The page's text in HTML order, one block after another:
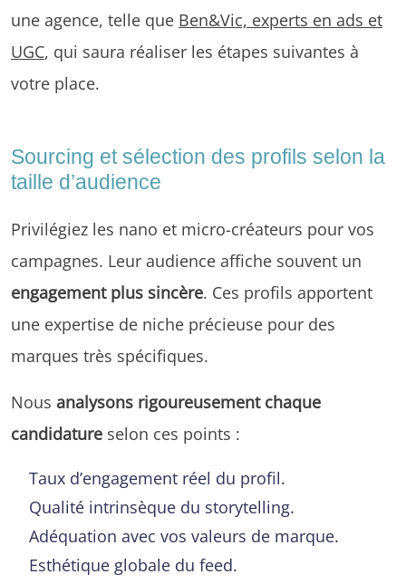
une agence, telle que Ben&Vic, experts en ads et
UGC, qui saura réaliser les étapes suivantes à
votre place.
Sourcing et sélection des profils selon la
taille d’audience
Privilégiez les nano et micro-créateurs pour vos
campagnes. Leur audience affiche souvent un
engagement plus sincère. Ces profils apportent
une expertise de niche précieuse pour des
marques très spécifiques.
Nous analysons rigoureusement chaque
candidature selon ces points :
Taux d’engagement réel du profil.
Qualité intrinsèque du storytelling.
Adéquation avec vos valeurs de marque.
Esthétique globale du feed.